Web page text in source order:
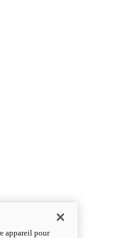
appareil pour